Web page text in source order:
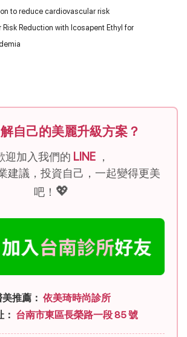
to reduce cardiovascular risk
Reduction with Icosapent Ethyl for
自己的美麗升級方案？
迎加入我們的 LINE ，
建議，投資自己，一起變得更美
吧！ 💖
推薦： 依美琦時尚診所
台南市東區長榮路一段 85 號